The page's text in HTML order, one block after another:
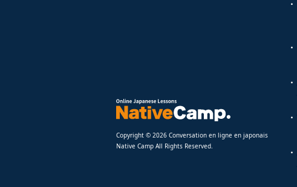
Copyright © 2026 Conversation en ligne en japonais
Native Camp All Rights Reserved.